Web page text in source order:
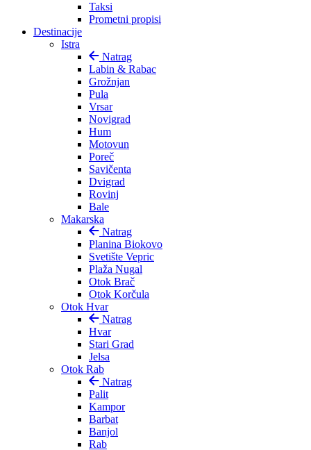
Taksi
Prometni propisi
Destinacije
Istra
Natrag
Labin & Rabac
Grožnjan
Pula
Vrsar
Novigrad
Hum
Motovun
Poreč
Savičenta
Dvigrad
Rovinj
Bale
Makarska
Natrag
Planina Biokovo
Svetište Vepric
Plaža Nugal
Otok Brač
Otok Korčula
Otok Hvar
Natrag
Hvar
Stari Grad
Jelsa
Otok Rab
Natrag
Palit
Kampor
Barbat
Banjol
Rab